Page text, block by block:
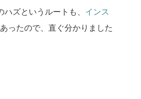
ハズというルートも、 インス
あったので、直ぐ分かりました